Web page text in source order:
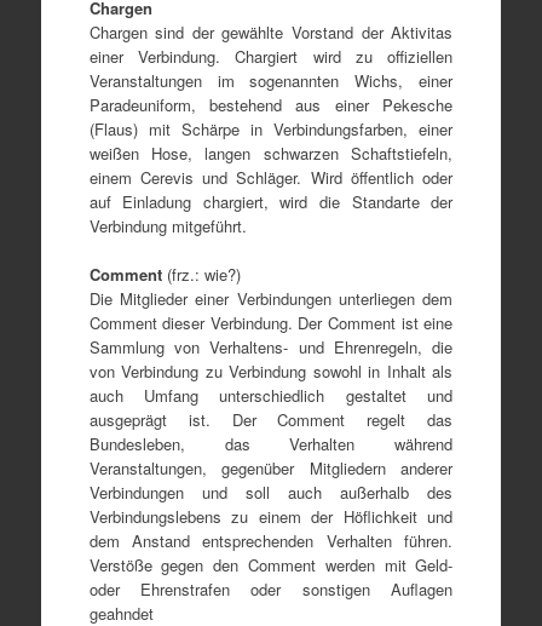
Chargen
Chargen sind der gewählte Vorstand der Aktivitas
einer Verbindung. Chargiert wird zu offiziellen
Veranstaltungen im sogenannten Wichs, einer
Paradeuniform, bestehend aus einer Pekesche
(Flaus) mit Schärpe in Verbindungsfarben, einer
weißen Hose, langen schwarzen Schaftstiefeln,
einem Cerevis und Schläger. Wird öffentlich oder
auf Einladung chargiert, wird die Standarte der
Verbindung mitgeführt.
Comment(frz.: wie?)
Die Mitglieder einer Verbindungen unterliegen dem
Comment dieser Verbindung. Der Comment ist eine
Sammlung von Verhaltens- und Ehrenregeln, die
von Verbindung zu Verbindung sowohl in Inhalt als
auch Umfang unterschiedlich gestaltet und
ausgeprägt ist. Der Comment regelt das
Bundesleben, das Verhalten während
Veranstaltungen, gegenüber Mitgliedern anderer
Verbindungen und soll auch außerhalb des
Verbindungslebens zu einem der Höflichkeit und
dem Anstand entsprechenden Verhalten führen.
Verstöße gegen den Comment werden mit Geld-
oder Ehrenstrafen oder sonstigen Auflagen
geahndet